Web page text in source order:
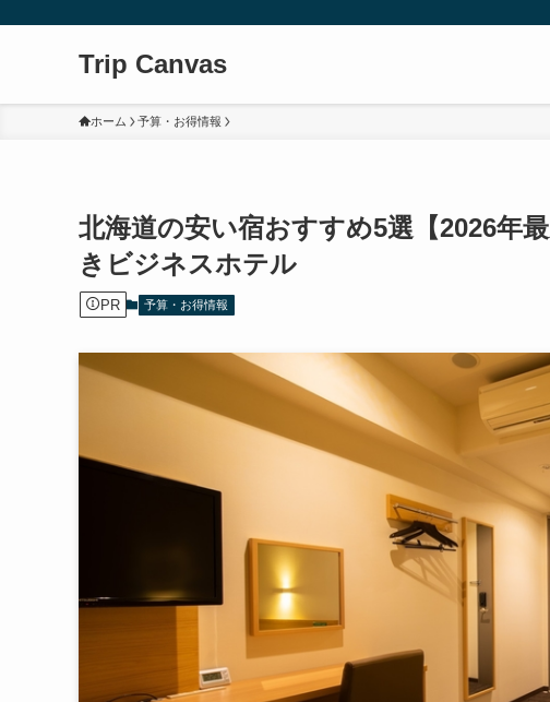
Trip Canvas
ホーム 予算・お得情報
北海道の安い宿おすすめ5選【2026年
きビジネスホテル
PR 予算・お得情報